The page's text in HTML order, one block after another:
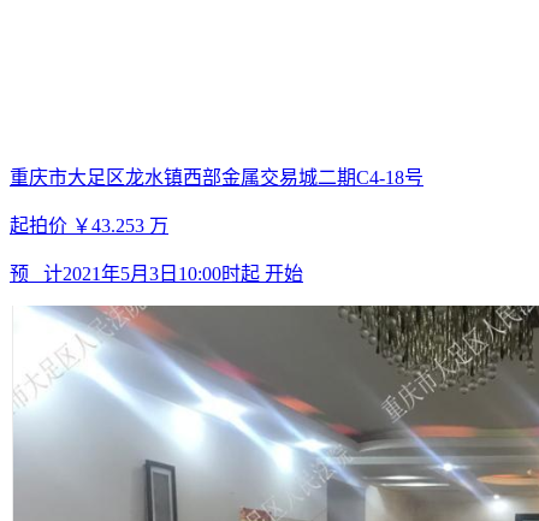
重庆市大足区龙水镇西部金属交易城二期C4-18号
起拍价 ￥43.253 万
预 计2021年5月3日10:00时起 开始